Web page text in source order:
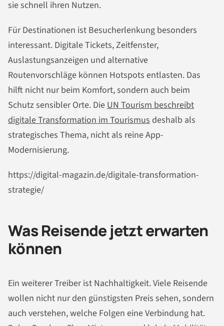
sie schnell ihren Nutzen.
Für Destinationen ist Besucherlenkung besonders
interessant. Digitale Tickets, Zeitfenster,
Auslastungsanzeigen und alternative
Routenvorschläge können Hotspots entlasten. Das
hilft nicht nur beim Komfort, sondern auch beim
Schutz sensibler Orte. Die UN Tourism beschreibt
digitale Transformation im Tourismus deshalb als
strategisches Thema, nicht als reine App-
Modernisierung.
https://digital-magazin.de/digitale-transformation-
strategie/
Was Reisende jetzt erwarten
können
Ein weiterer Treiber ist Nachhaltigkeit. Viele Reisende
wollen nicht nur den günstigsten Preis sehen, sondern
auch verstehen, welche Folgen eine Verbindung hat.